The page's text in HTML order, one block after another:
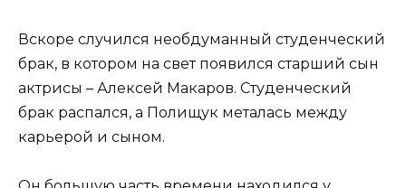
Вскоре случился необдуманный студенческий
брак, в котором на свет появился старший сын
актрисы – Алексей Макаров. Студенческий
брак распался, а Полищук металась между
карьерой и сыном.